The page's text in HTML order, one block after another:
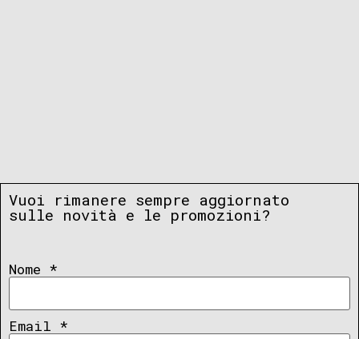
Vuoi rimanere sempre aggiornato
sulle novità e le promozioni?
Nome *
Email *